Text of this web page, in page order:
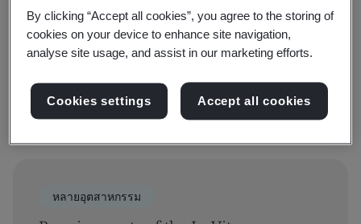
Technical Documentation for In Vitro
Diagnostics (IVDs)
อุปกรณ์ทางการแพทย์
หลายอุตสาหกรรม
By clicking “Accept all cookies”, you agree to the storing of
cookies on your device to enhance site navigation,
analyse site usage, and assist in our marketing efforts.
Cookies settings Accept all cookies